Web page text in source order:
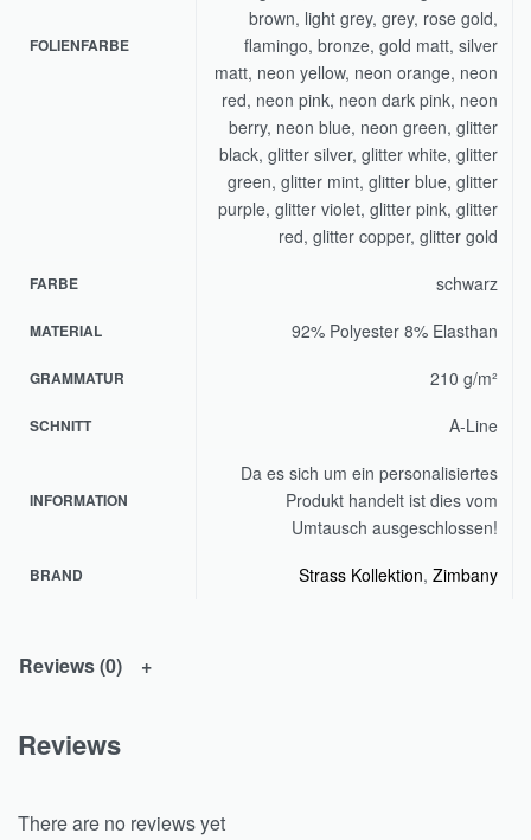
FOLIENFARBE
brown, light grey, grey, rose gold,
flamingo, bronze, gold matt, silver
matt, neon yellow, neon orange, neon
red, neon pink, neon dark pink, neon
berry, neon blue, neon green, glitter
black, glitter silver, glitter white, glitter
green, glitter mint, glitter blue, glitter
purple, glitter violet, glitter pink, glitter
red, glitter copper, glitter gold
FARBE schwarz
MATERIAL 92% Polyester 8% Elasthan
GRAMMATUR 210 g/m²
SCHNITT A-Line
INFORMATION
Da es sich um ein personalisiertes
Produkt handelt ist dies vom
Umtausch ausgeschlossen!
BRAND Strass Kollektion, Zimbany
Reviews (0)
Reviews
There are no reviews yet